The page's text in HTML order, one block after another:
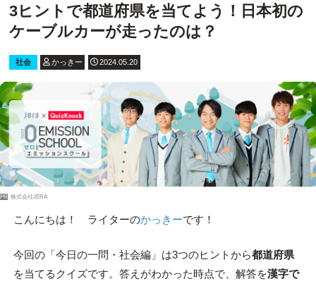
3ヒントで都道府県を当てよう！日本初の
ケーブルカーが走ったのは？
社会 かっきー 2024.05.20
PR 株式会社JERA
こんにちは！ ライターのかっきーです！
今回の「今日の一問・社会編」は3つのヒントから都道府県
を当てるクイズです。答えがわかった時点で、解答を漢字で